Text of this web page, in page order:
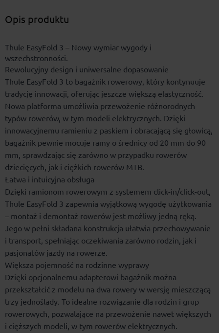
Opis produktu
Thule EasyFold 3 – Nowy wymiar wygody i
wszechstronności.
Rewolucyjny design i uniwersalne dopasowanie
Thule EasyFold 3 to bagażnik rowerowy, który kontynuuje
tradycję innowacji, oferując jeszcze większą elastyczność.
Nowa platforma umożliwia przewożenie różnorodnych
typów rowerów, w tym modeli elektrycznych. Dzięki
innowacyjnemu ramieniu z paskiem i obracającą się głowicą,
bagażnik pewnie mocuje ramy o średnicy od 20 mm do 90
mm, sprawdzając się zarówno w przypadku rowerów
dziecięcych, jak i ciężkich rowerów MTB.
Łatwa i intuicyjna obsługa
Dzięki ramionom rowerowym z systemem click-in/click-out,
Thule EasyFold 3 zapewnia wyjątkową wygodę użytkowania
– montaż i demontaż rowerów jest możliwy jedną ręką.
Jego w pełni składana konstrukcja ułatwia przechowywanie
i transport, spełniając oczekiwania zarówno rodzin, jak i
pasjonatów jazdy na rowerze.
Większa pojemność na rodzinne wyprawy
Dzięki opcjonalnemu adapterowi bagażnik można
przekształcić z modelu na dwa rowery w wersję mieszczącą
trzy jednoślady. To idealne rozwiązanie dla rodzin i grup
rowerowych, pozwalające na przewożenie nawet większych
i cięższych modeli, w tym rowerów elektrycznych.